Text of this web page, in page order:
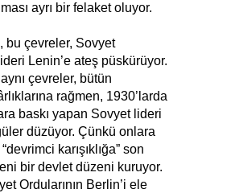
ayrı bir felaket oluyor.
bu çevreler, Sovyet
Lenin’e ateş püskürüyor.
çevreler, bütün
rağmen, 1930’larda
baskı yapan Sovyet lideri
düzüyor. Çünkü onlara
karışıklığa” son
bir devlet düzeni kuruyor.
Ordularının Berlin’i ele